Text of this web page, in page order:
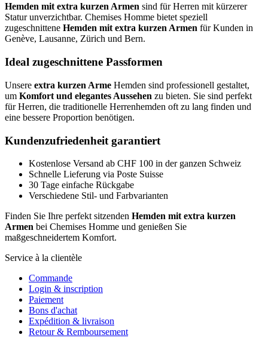
Hemden mit extra kurzen Armen sind für Herren mit kürzerer
Statur unverzichtbar. Chemises Homme bietet speziell
zugeschnittene Hemden mit extra kurzen Armen für Kunden in
Genève, Lausanne, Zürich und Bern.
Ideal zugeschnittene Passformen
Unsere extra kurzen Arme Hemden sind professionell gestaltet,
um Komfort und elegantes Aussehen zu bieten. Sie sind perfekt
für Herren, die traditionelle Herrenhemden oft zu lang finden und
eine bessere Proportion benötigen.
Kundenzufriedenheit garantiert
Kostenlose Versand ab CHF 100 in der ganzen Schweiz
Schnelle Lieferung via Poste Suisse
30 Tage einfache Rückgabe
Verschiedene Stil- und Farbvarianten
Finden Sie Ihre perfekt sitzenden Hemden mit extra kurzen
Armen bei Chemises Homme und genießen Sie
maßgeschneidertem Komfort.
Service à la clientèle
Commande
Login & inscription
Paiement
Bons d'achat
Expédition & livraison
Retour & Remboursement